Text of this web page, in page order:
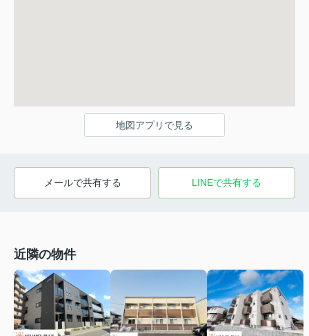
地図アプリで見る
メールで共有する LINEで共有する
近隣の物件